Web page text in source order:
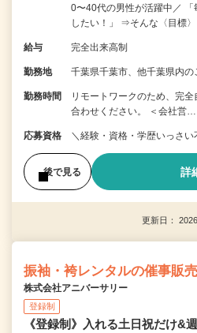
0〜40代の男性が活躍中／ 「
したい！」 ⇒そんな〈目標
給与 完全出来高制
勤務地 千葉県千葉市、他千葉県内
勤務時間
リモートワークのため、完
合わせください。 ＜会社営…
応募資格 ＼経験・資格・学歴いっさい
後で見る 詳
更新日：
振袖・袴レンタルの催事販
株式会社アニバーサリー
登録制
《登録制》入れる土日祝だけ&